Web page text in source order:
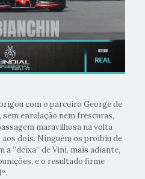
com o parceiro George de
enrolação nem frescuras,
maravilhosa na volta
dois. Ninguém os proibiu de
‘’deixa’’ de Vini, mais adiante,
e o resultado firme